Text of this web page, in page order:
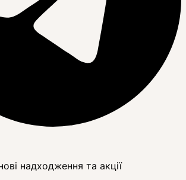
надходження та акції